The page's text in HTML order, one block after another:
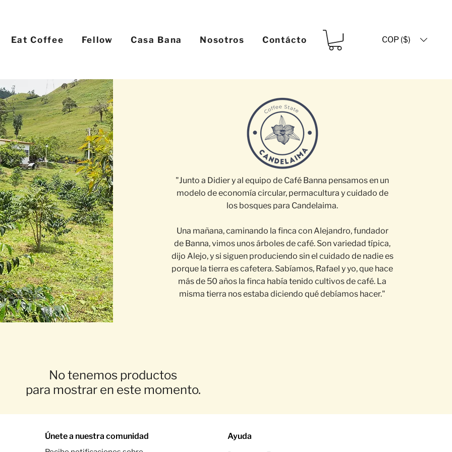
Eat Coffee Fellow Casa Bana Nosotros Contácto COP ($)
"Junto a Didier y al equipo de Café Banna pensamos en un
modelo de economía circular, permacultura y cuidado de
los bosques para Candelaima.
Una mañana, caminando la finca con Alejandro, fundador
de Banna, vimos unos árboles de café. Son variedad típica,
dijo Alejo, y si siguen produciendo sin el cuidado de nadie es
porque la tierra es cafetera. Sabíamos, Rafael y yo, que hace
más de 50 años la finca había tenido cultivos de café. La
misma tierra nos estaba diciendo qué debíamos hacer."
No tenemos productos
para mostrar en este momento.
Únete a nuestra comunidad Ayuda